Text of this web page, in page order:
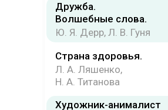
Дружба.
Волшебные слова.
Ю. Я. Дерр, Л. В. Гуня
Страна здоровья.
Л. А. Ляшенко,
Н. А. Титанова
Художник-анималист